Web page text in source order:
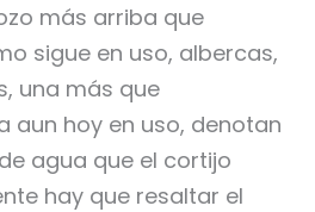
más arriba que
sigue en uso, albercas,
una más que
aun hoy en uso, denotan
agua que el cortijo
hay que resaltar el